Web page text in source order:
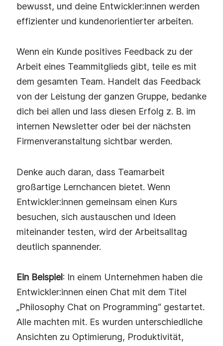
bewusst, und deine Entwickler:innen werden
effizienter und kundenorientierter arbeiten.
Wenn ein Kunde positives Feedback zu der
Arbeit eines Teammitglieds gibt, teile es mit
dem gesamten Team. Handelt das Feedback
von der Leistung der ganzen Gruppe, bedanke
dich bei allen und lass diesen Erfolg z. B. im
internen Newsletter oder bei der nächsten
Firmenveranstaltung sichtbar werden.
Denke auch daran, dass Teamarbeit
großartige Lernchancen bietet. Wenn
Entwickler:innen gemeinsam einen Kurs
besuchen, sich austauschen und Ideen
miteinander testen, wird der Arbeitsalltag
deutlich spannender.
Ein Beispiel: In einem Unternehmen haben die
Entwickler:innen einen Chat mit dem Titel
„Philosophy Chat on Programming“ gestartet.
Alle machten mit. Es wurden unterschiedliche
Ansichten zu Optimierung, Produktivität,